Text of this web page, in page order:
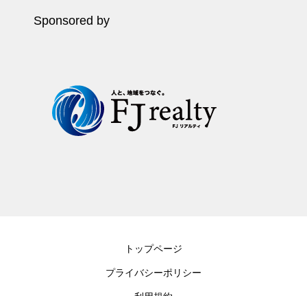
Sponsored by
トップページ
プライバシーポリシー